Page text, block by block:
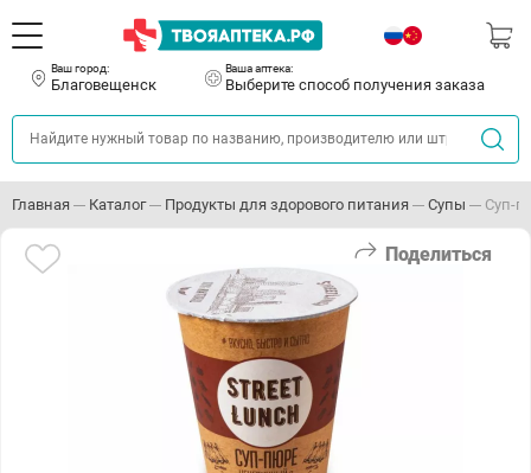
Ваш город:
Благовещенск
Ваша аптека:
Выберите способ получения заказа
Главная Каталог Продукты для здорового питания Супы Суп-
Поделиться